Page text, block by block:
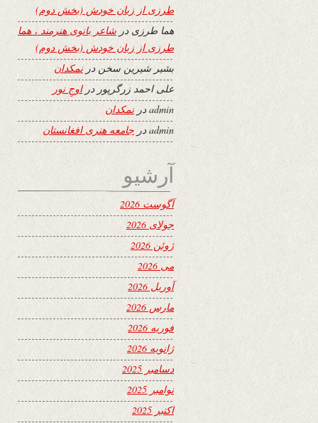
طرزی از زبان خودش (بخش دوم)
هما طرزی در شاعر بانوی هنرمند ، هما
طرزی از زبان خودش (بخش دوم)
بشیر شیرین سخن درنمکدان
علی احمد زرگرپور دراوجِ نور
adminدرنمکدان
admin در جامعه هنری افغانستان
آرشیو
آگوست 2026
جولای 2026
ژوئن 2026
می 2026
آوریل 2026
مارس 2026
فوریه 2026
ژانویه 2026
دسامبر 2025
نوامبر 2025
اکتبر 2025